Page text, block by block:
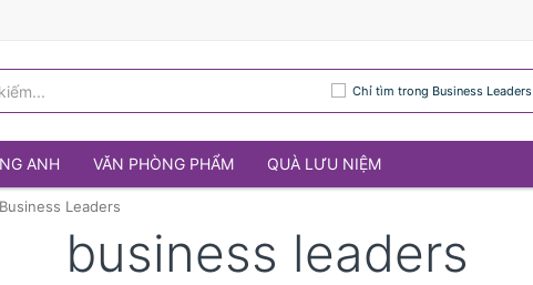
Chỉ tìm trong Business Leaders
ANH VĂN PHÒNG PHẨM QUÀ LƯU NIỆM
Business Leaders
business leaders